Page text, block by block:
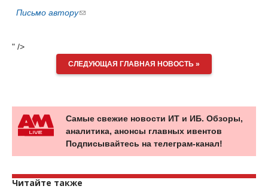
Письмо автору(ссылка
email)
" />
СЛЕДУЮЩАЯ ГЛАВНАЯ НОВОСТЬ »
Самые свежие новости ИТ и ИБ. Обзоры,
аналитика, анонсы главных ивентов
Подписывайтесь на телеграм-канал!
Читайте также